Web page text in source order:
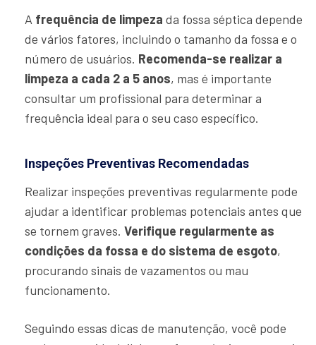
A frequência de limpeza da fossa séptica depende
de vários fatores, incluindo o tamanho da fossa e o
número de usuários. Recomenda-se realizar a
limpeza a cada 2 a 5 anos, mas é importante
consultar um profissional para determinar a
frequência ideal para o seu caso específico.
Inspeções Preventivas Recomendadas
Realizar inspeções preventivas regularmente pode
ajudar a identificar problemas potenciais antes que
se tornem graves. Verifique regularmente as
condições da fossa e do sistema de esgoto,
procurando sinais de vazamentos ou mau
funcionamento.
Seguindo essas dicas de manutenção, você pode